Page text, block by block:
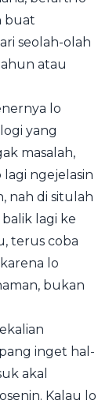
buat
seolah-olah
atau
lo
yang
masalah,
ngejelasin
nah di situlah
lagi ke
terus coba
lo
bukan
inget hal-
akal
Kalau lo